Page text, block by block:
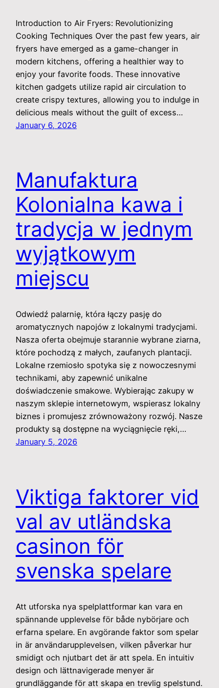
Introduction to Air Fryers: Revolutionizing
Cooking Techniques Over the past few years, air
fryers have emerged as a game-changer in
modern kitchens, offering a healthier way to
enjoy your favorite foods. These innovative
kitchen gadgets utilize rapid air circulation to
create crispy textures, allowing you to indulge in
delicious meals without the guilt of excess…
January 6, 2026
Manufaktura
Kolonialna kawa i
tradycja w jednym
wyjątkowym
miejscu
Odwiedź palarnię, która łączy pasję do
aromatycznych napojów z lokalnymi tradycjami.
Nasza oferta obejmuje starannie wybrane ziarna,
które pochodzą z małych, zaufanych plantacji.
Lokalne rzemiosło spotyka się z nowoczesnymi
technikami, aby zapewnić unikalne
doświadczenie smakowe. Wybierając zakupy w
naszym sklepie internetowym, wspierasz lokalny
biznes i promujesz zrównoważony rozwój. Nasze
produkty są dostępne na wyciągnięcie ręki,…
January 5, 2026
Viktiga faktorer vid
val av utländska
casinon för
svenska spelare
Att utforska nya spelplattformar kan vara en
spännande upplevelse för både nybörjare och
erfarna spelare. En avgörande faktor som spelar
in är användarupplevelsen, vilken påverkar hur
smidigt och njutbart det är att spela. En intuitiv
design och lättnavigerade menyer är
grundläggande för att skapa en trevlig spelstund.